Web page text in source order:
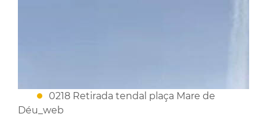
0218 Retirada tendal plaça Mare de
Déu_web